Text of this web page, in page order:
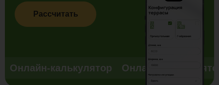
Рассчитать
Онлайн-калькулятор Онлайн-